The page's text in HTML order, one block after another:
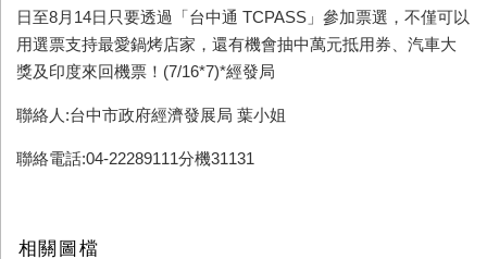
日至8月14日只要透過「台中通 TCPASS」參加票選，不僅可以
用選票支持最愛鍋烤店家，還有機會抽中萬元抵用券、汽車大
獎及印度來回機票！(7/16*7)*經發局
聯絡人:台中市政府經濟發展局 葉小姐
聯絡電話:04-22289111分機31131
相關圖檔